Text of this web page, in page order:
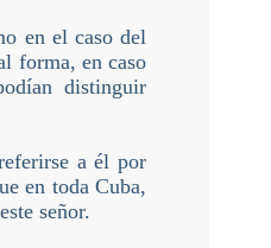
en el caso del
forma, en caso
distinguir
a él por
en toda Cuba,
señor.